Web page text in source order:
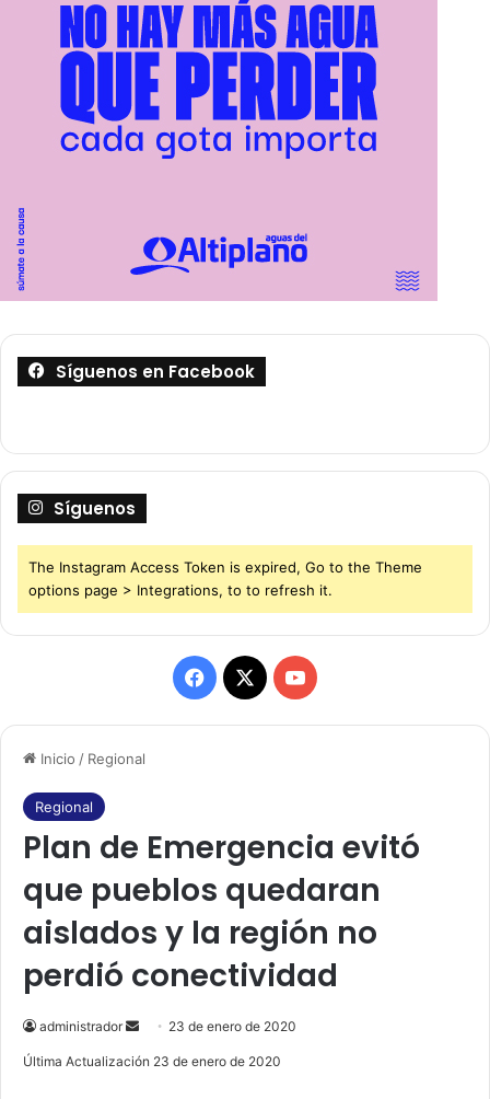
Inicio / Regional
Regional
Plan de Emergencia evitó
que pueblos quedaran
aislados y la región no
perdió conectividad
administrador
e
23 de enero de 2020
Última Actualización 23 de enero de 2020
Síguenos en Facebook
Síguenos
The Instagram Access Token is expired, Go to the Theme
options page > Integrations, to to refresh it.
F
a
b
o
o
k
X
Y
o
u
b
e